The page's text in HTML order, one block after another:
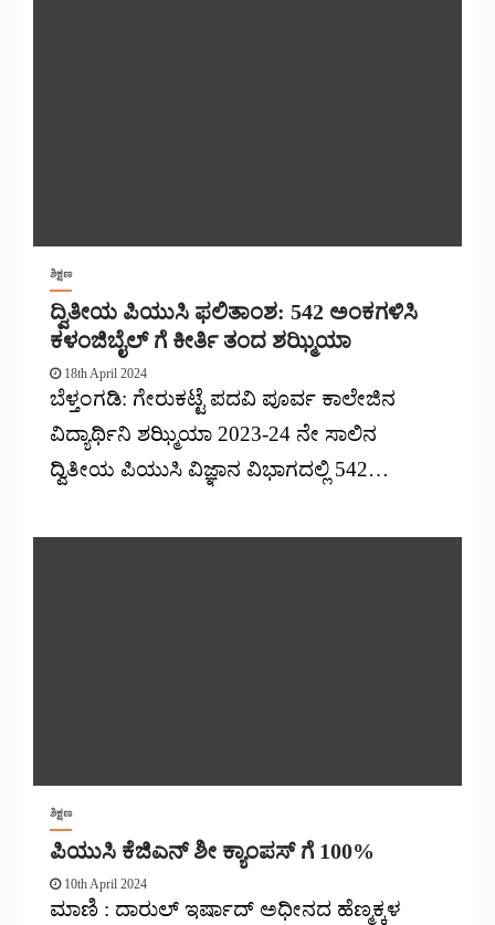
ಶಿಕ್ಷಣ
ದ್ವಿತೀಯ ಪಿಯುಸಿ ಫಲಿತಾಂಶ: 542 ಅಂಕಗಳಿಸಿ
ಕಳಂಜಿಬೈಲ್ ಗೆ ಕೀರ್ತಿ ತಂದ ಶಝ್ಮಿಯಾ
18th April 2024
ಬೆಳ್ತಂಗಡಿ: ಗೇರುಕಟ್ಟೆ ಪದವಿ ಪೂರ್ವ ಕಾಲೇಜಿನ
ವಿದ್ಯಾರ್ಥಿನಿ ಶಝ್ಮಿಯಾ 2023-24 ನೇ ಸಾಲಿನ
ದ್ವಿತೀಯ ಪಿಯುಸಿ ವಿಜ್ಞಾನ ವಿಭಾಗದಲ್ಲಿ 542…
ಶಿಕ್ಷಣ
ಪಿಯುಸಿ ಕೆಜಿಎನ್ ಶೀ ಕ್ಯಾಂಪಸ್ ಗೆ 100%
10th April 2024
ಮಾಣಿ : ದಾರುಲ್ ಇರ್ಷಾದ್ ಅಧೀನದ ಹೆಣ್ಮಕ್ಕಳ